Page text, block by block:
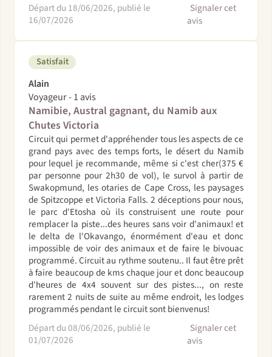
Départ du 18/06/2026, publié le
16/07/2026
Signaler cet
avis
Satisfait
Alain
Voyageur - 1 avis
Namibie, Austral gagnant, du Namib aux
Chutes Victoria
Circuit qui permet d'appréhender tous les aspects de ce
grand pays avec des temps forts, le désert du Namib
pour lequel je recommande, même si c'est cher(375 €
par personne pour 2h30 de vol), le survol à partir de
Swakopmund, les otaries de Cape Cross, les paysages
de Spitzcoppe et Victoria Falls. 2 déceptions pour nous,
le parc d'Etosha où ils construisent une route pour
remplacer la piste...des heures sans voir d'animaux! et
le delta de l'Okavango, énormément d'eau et donc
impossible de voir des animaux et de faire le bivouac
programmé. Circuit au rythme soutenu.. Il faut être prêt
à faire beaucoup de kms chaque jour et donc beaucoup
d'heures de 4x4 souvent sur des pistes..., on reste
rarement 2 nuits de suite au même endroit, les lodges
programmés pendant le circuit sont bienvenus!
Départ du 08/06/2026, publié le
01/07/2026
Signaler cet
avis